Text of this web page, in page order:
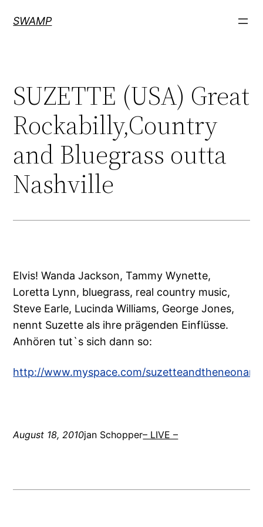
InhaltSWAMP
SUZETTE (USA) Great
Rockabilly,Country
and Bluegrass outta
Nashville
Elvis! Wanda Jackson, Tammy Wynette,
Loretta Lynn, bluegrass, real country music,
Steve Earle, Lucinda Williams, George Jones,
nennt Suzette als ihre prägenden Einflüsse.
Anhören tut`s sich dann so:
http://www.myspace.com/
August 18, 2010jan Schopper– LIVE –